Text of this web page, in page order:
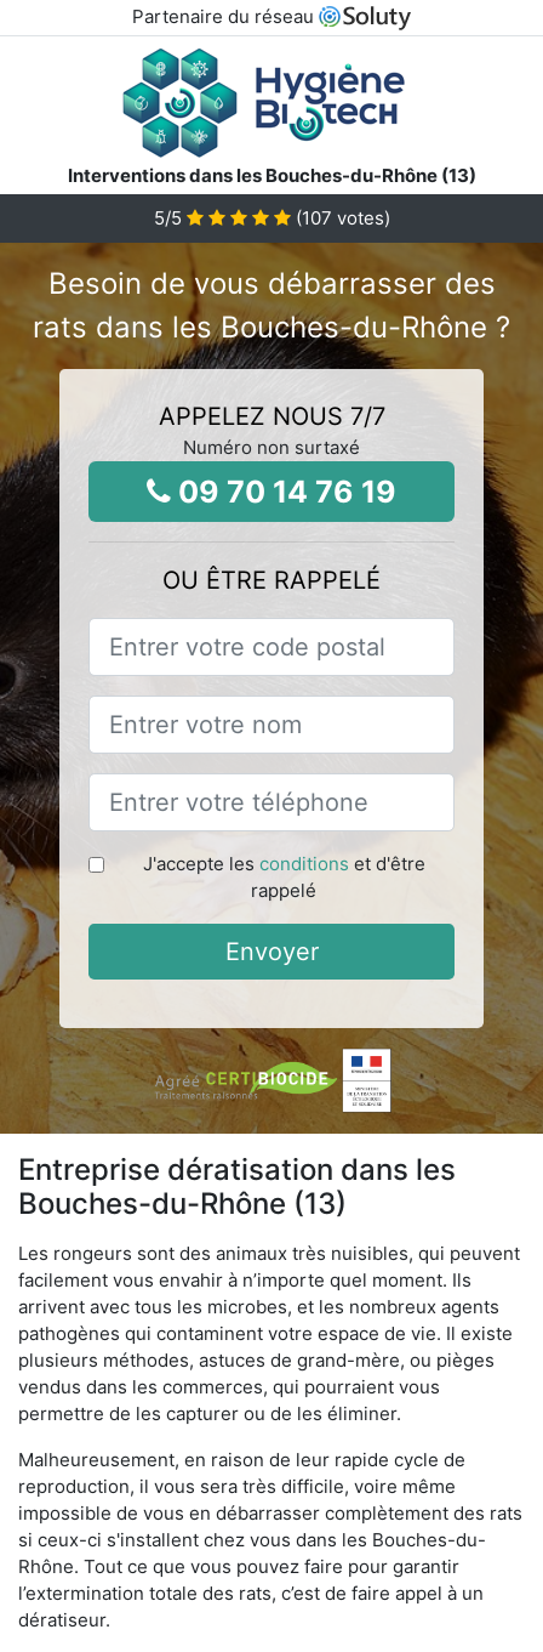
Partenaire du réseau
Interventions dans les Bouches-du-Rhône (13)
5/5 (107 votes)
Besoin de vous débarrasser des
rats dans les Bouches-du-Rhône ?
APPELEZ NOUS 7/7
Numéro non surtaxé
09 70 14 76 19
OU ÊTRE RAPPELÉ
J'accepte les conditions et d'être
rappelé
Envoyer
Entreprise dératisation dans les
Bouches-du-Rhône (13)
Les rongeurs sont des animaux très nuisibles, qui peuvent
facilement vous envahir à n’importe quel moment. Ils
arrivent avec tous les microbes, et les nombreux agents
pathogènes qui contaminent votre espace de vie. Il existe
plusieurs méthodes, astuces de grand-mère, ou pièges
vendus dans les commerces, qui pourraient vous
permettre de les capturer ou de les éliminer.
Malheureusement, en raison de leur rapide cycle de
reproduction, il vous sera très difficile, voire même
impossible de vous en débarrasser complètement des rats
si ceux-ci s'installent chez vous dans les Bouches-du-
Rhône. Tout ce que vous pouvez faire pour garantir
l’extermination totale des rats, c’est de faire appel à un
dératiseur.